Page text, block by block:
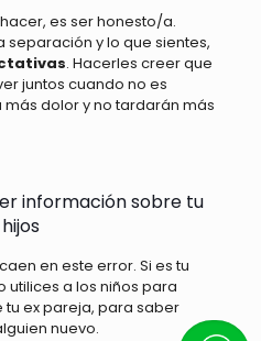
es ser honesto/a.
separación y lo que sientes,
. Hacerles creer que
juntos cuando no es
dolor y no tardarán más
información sobre tu
en este error. Si es tu
utilices a los niños para
ex pareja, para saber
nuevo.